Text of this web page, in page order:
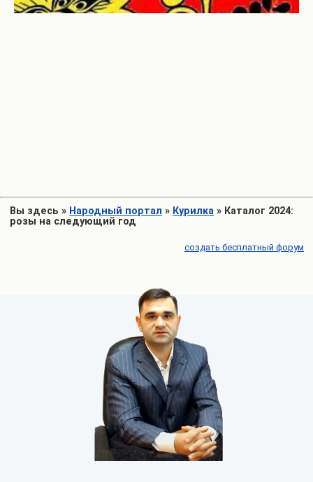
Вы здесь » Народный портал » Курилка » Каталог 2024:
розы на следующий год
создать бесплатный форум